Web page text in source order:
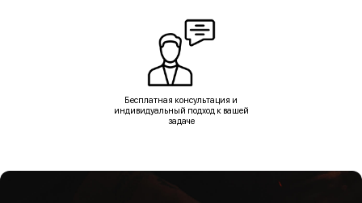
Бесплатная консультация и
индивидуальный подход к вашей
задаче